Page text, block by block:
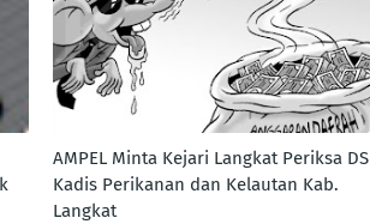
AMPEL Minta Kejari Langkat Periksa DS
Kadis Perikanan dan Kelautan Kab.
Langkat